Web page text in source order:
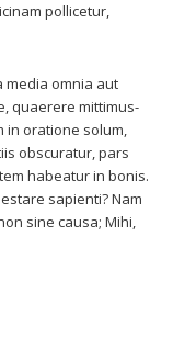
pollicetur,
media omnia aut
quaerere mittimus-
in oratione solum,
obscuratur, pars
habeatur in bonis.
sapienti? Nam
sine causa; Mihi,